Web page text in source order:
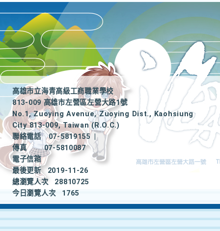
高雄市立海青高級工商職業學校
813-009 高雄市左營區左營大路1號
No.1, Zuoying Avenue, Zuoying Dist., Kaohsiung
City 813-009, Taiwan (R.O.C.)
聯絡電話
07-5819155
|
傳真
07-5810087
電子信箱
最後更新
2019-11-26
總瀏覽人次
28810725
今日瀏覽人次
1765